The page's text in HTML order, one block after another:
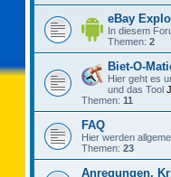
eBay
In diesem
Themen: 2
Biet-O-
Hier geht es
und das Tool
Themen: 11
FAQ
Hier werden
Themen: 23
Anregungen,